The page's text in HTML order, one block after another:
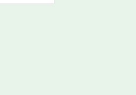
2026-08-07